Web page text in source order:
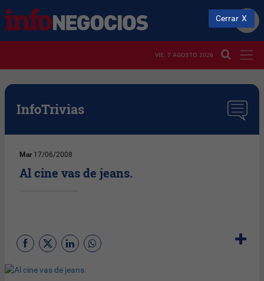
VIE. 7 AGOSTO 2026
InfoTrivias
Mar 17/06/2008
Al cine vas de jeans.
Cerrar